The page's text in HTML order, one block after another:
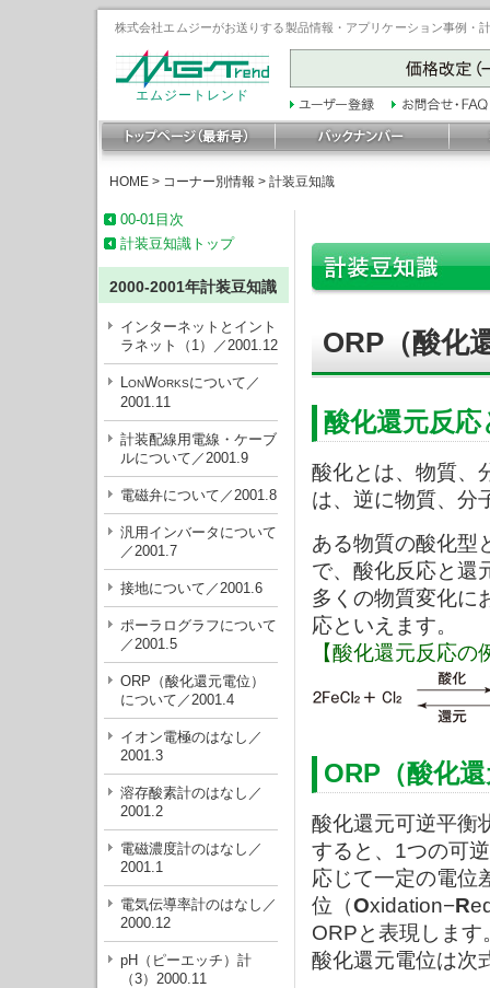
株式会社エムジーがお送りする製品情報・アプリケーション事例
エムジートレンド
HOME > コーナー別情報 > 計装豆知識
00-01目次
計装豆知識トップ
2000-2001年計装豆知識
インターネットとイント
ラネット（1）／2001.12
LONWORKSについて／
2001.11
計装配線用電線・ケーブ
ルについて／2001.9
電磁弁について／2001.8
汎用インバータについて
／2001.7
接地について／2001.6
ポーラログラフについて
／2001.5
ORP（酸化還元電位）
について／2001.4
イオン電極のはなし／
2001.3
溶存酸素計のはなし／
2001.2
電磁濃度計のはなし／
2001.1
電気伝導率計のはなし／
2000.12
pH（ピーエッチ）計
（3）2000.11
ORP（酸化
酸化還元反応
酸化とは、物質、
は、逆に物質、分
ある物質の酸化型
で、酸化反応と還
多くの物質変化に
応といえます。
【酸化還元反応の
ORP（酸化
酸化還元可逆平衡
すると、1つの可
応じて一定の電位
位（Oxidation−R
ORPと表現します
酸化還元電位は次